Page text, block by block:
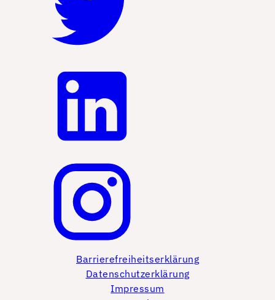
Barrierefreiheitserklärung
Datenschutzerklärung
Impressum